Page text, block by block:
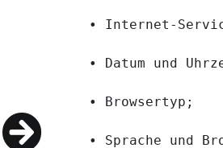
• Internet-
• Datum und
        • Browsertyp;
• Sprache und